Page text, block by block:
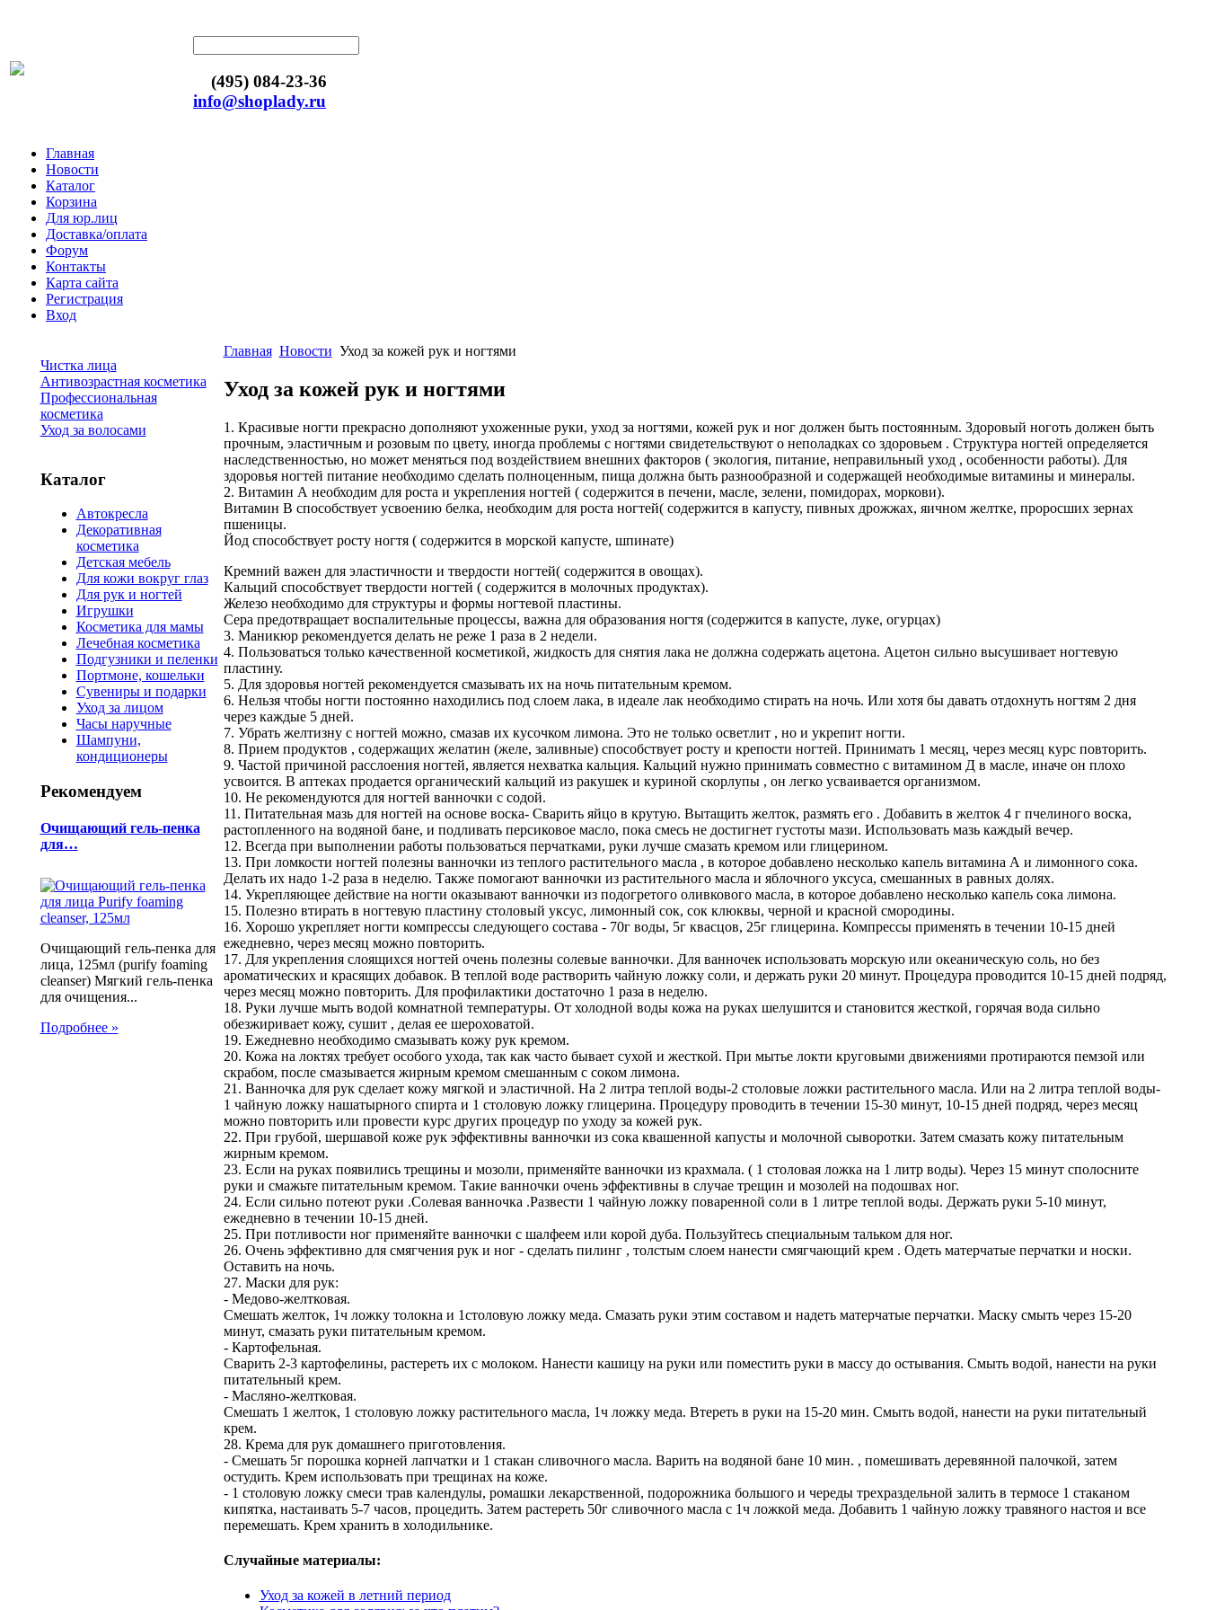
(495) 084-23-36
info@shoplady.ru
Главная
Новости
Каталог
Корзина
Для юр.лиц
Доставка/оплата
Форум
Контакты
Карта сайта
Регистрация
Вход
Чистка лица
Антивозрастная косметика
Профессиональная
косметика
Уход за волосами
Каталог
Автокресла
Декоративная
косметика
Детская мебель
Для кожи вокруг глаз
Для рук и ногтей
Игрушки
Косметика для мамы
Лечебная косметика
Подгузники и пеленки
Портмоне, кошельки
Сувениры и подарки
Уход за лицом
Часы наручные
Шампуни,
кондиционеры
Рекомендуем
Очищающий гель-пенка
для…
Очищающий гель-пенка для
лица, 125мл (purify foaming
cleanser) Мягкий гель-пенка
для очищения...
Подробнее »
Главная Новости Уход за кожей рук и ногтями
Уход за кожей рук и ногтями
1. Красивые ногти прекрасно дополняют ухоженные руки, уход за ногтями, кожей рук и ног должен быть постоянным. Здоровый ноготь должен быть
прочным, эластичным и розовым по цвету, иногда проблемы с ногтями свидетельствуют о неполадках со здоровьем . Структура ногтей определяется
наследственностью, но может меняться под воздействием внешних факторов ( экология, питание, неправильный уход , особенности работы). Для
здоровья ногтей питание необходимо сделать полноценным, пища должна быть разнообразной и содержащей необходимые витамины и минералы.
2. Витамин А необходим для роста и укрепления ногтей ( содержится в печени, масле, зелени, помидорах, моркови).
Витамин В способствует усвоению белка, необходим для роста ногтей( содержится в капусту, пивных дрожжах, яичном желтке, проросших зернах
пшеницы.
Йод способствует росту ногтя ( содержится в морской капусте, шпинате)
Кремний важен для эластичности и твердости ногтей( содержится в овощах).
Кальций способствует твердости ногтей ( содержится в молочных продуктах).
Железо необходимо для структуры и формы ногтевой пластины.
Сера предотвращает воспалительные процессы, важна для образования ногтя (содержится в капусте, луке, огурцах)
3. Маникюр рекомендуется делать не реже 1 раза в 2 недели.
4. Пользоваться только качественной косметикой, жидкость для снятия лака не должна содержать ацетона. Ацетон сильно высушивает ногтевую
пластину.
5. Для здоровья ногтей рекомендуется смазывать их на ночь питательным кремом.
6. Нельзя чтобы ногти постоянно находились под слоем лака, в идеале лак необходимо стирать на ночь. Или хотя бы давать отдохнуть ногтям 2 дня
через каждые 5 дней.
7. Убрать желтизну с ногтей можно, смазав их кусочком лимона. Это не только осветлит , но и укрепит ногти.
8. Прием продуктов , содержащих желатин (желе, заливные) способствует росту и крепости ногтей. Принимать 1 месяц, через месяц курс повторить.
9. Частой причиной расслоения ногтей, является нехватка кальция. Кальций нужно принимать совместно с витамином Д в масле, иначе он плохо
усвоится. В аптеках продается органический кальций из ракушек и куриной скорлупы , он легко усваивается организмом.
10. Не рекомендуются для ногтей ванночки с содой.
11. Питательная мазь для ногтей на основе воска- Сварить яйцо в крутую. Вытащить желток, размять его . Добавить в желток 4 г пчелиного воска,
растопленного на водяной бане, и подливать персиковое масло, пока смесь не достигнет густоты мази. Использовать мазь каждый вечер.
12. Всегда при выполнении работы пользоваться перчатками, руки лучше смазать кремом или глицерином.
13. При ломкости ногтей полезны ванночки из теплого растительного масла , в которое добавлено несколько капель витамина А и лимонного сока.
Делать их надо 1-2 раза в неделю. Также помогают ванночки из растительного масла и яблочного уксуса, смешанных в равных долях.
14. Укрепляющее действие на ногти оказывают ванночки из подогретого оливкового масла, в которое добавлено несколько капель сока лимона.
15. Полезно втирать в ногтевую пластину столовый уксус, лимонный сок, сок клюквы, черной и красной смородины.
16. Хорошо укрепляет ногти компрессы следующего состава - 70г воды, 5г квасцов, 25г глицерина. Компрессы применять в течении 10-15 дней
ежедневно, через месяц можно повторить.
17. Для укрепления слоящихся ногтей очень полезны солевые ванночки. Для ванночек использовать морскую или океаническую соль, но без
ароматических и красящих добавок. В теплой воде растворить чайную ложку соли, и держать руки 20 минут. Процедура проводится 10-15 дней подряд,
через месяц можно повторить. Для профилактики достаточно 1 раза в неделю.
18. Руки лучше мыть водой комнатной температуры. От холодной воды кожа на руках шелушится и становится жесткой, горячая вода сильно
обезжиривает кожу, сушит , делая ее шероховатой.
19. Ежедневно необходимо смазывать кожу рук кремом.
20. Кожа на локтях требует особого ухода, так как часто бывает сухой и жесткой. При мытье локти круговыми движениями протираются пемзой или
скрабом, после смазывается жирным кремом смешанным с соком лимона.
21. Ванночка для рук сделает кожу мягкой и эластичной. На 2 литра теплой воды-2 столовые ложки растительного масла. Или на 2 литра теплой воды-
1 чайную ложку нашатырного спирта и 1 столовую ложку глицерина. Процедуру проводить в течении 15-30 минут, 10-15 дней подряд, через месяц
можно повторить или провести курс других процедур по уходу за кожей рук.
22. При грубой, шершавой коже рук эффективны ванночки из сока квашенной капусты и молочной сыворотки. Затем смазать кожу питательным
жирным кремом.
23. Если на руках появились трещины и мозоли, применяйте ванночки из крахмала. ( 1 столовая ложка на 1 литр воды). Через 15 минут сполосните
руки и смажьте питательным кремом. Такие ванночки очень эффективны в случае трещин и мозолей на подошвах ног.
24. Если сильно потеют руки .Солевая ванночка .Развести 1 чайную ложку поваренной соли в 1 литре теплой воды. Держать руки 5-10 минут,
ежедневно в течении 10-15 дней.
25. При потливости ног применяйте ванночки с шалфеем или корой дуба. Пользуйтесь специальным тальком для ног.
26. Очень эффективно для смягчения рук и ног - сделать пилинг , толстым слоем нанести смягчающий крем . Одеть матерчатые перчатки и носки.
Оставить на ночь.
27. Маски для рук:
- Медово-желтковая.
Смешать желток, 1ч ложку толокна и 1столовую ложку меда. Смазать руки этим составом и надеть матерчатые перчатки. Маску смыть через 15-20
минут, смазать руки питательным кремом.
- Картофельная.
Сварить 2-3 картофелины, растереть их с молоком. Нанести кашицу на руки или поместить руки в массу до остывания. Смыть водой, нанести на руки
питательный крем.
- Масляно-желтковая.
Смешать 1 желток, 1 столовую ложку растительного масла, 1ч ложку меда. Втереть в руки на 15-20 мин. Смыть водой, нанести на руки питательный
крем.
28. Крема для рук домашнего приготовления.
- Смешать 5г порошка корней лапчатки и 1 стакан сливочного масла. Варить на водяной бане 10 мин. , помешивать деревянной палочкой, затем
остудить. Крем использовать при трещинах на коже.
- 1 столовую ложку смеси трав календулы, ромашки лекарственной, подорожника большого и череды трехраздельной залить в термосе 1 стаканом
кипятка, настаивать 5-7 часов, процедить. Затем растереть 50г сливочного масла с 1ч ложкой меда. Добавить 1 чайную ложку травяного настоя и все
перемешать. Крем хранить в холодильнике.
Случайные материалы:
Уход за кожей в летний период